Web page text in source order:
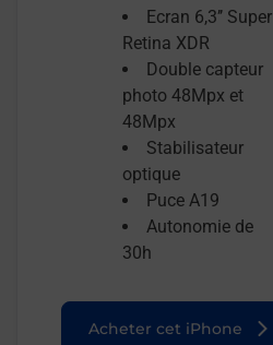
Ecran 6,3’’ Super
Retina XDR
Double capteur
photo 48Mpx et
48Mpx
Stabilisateur
optique
Puce A19
Autonomie de
30h
Acheter cet iPhone